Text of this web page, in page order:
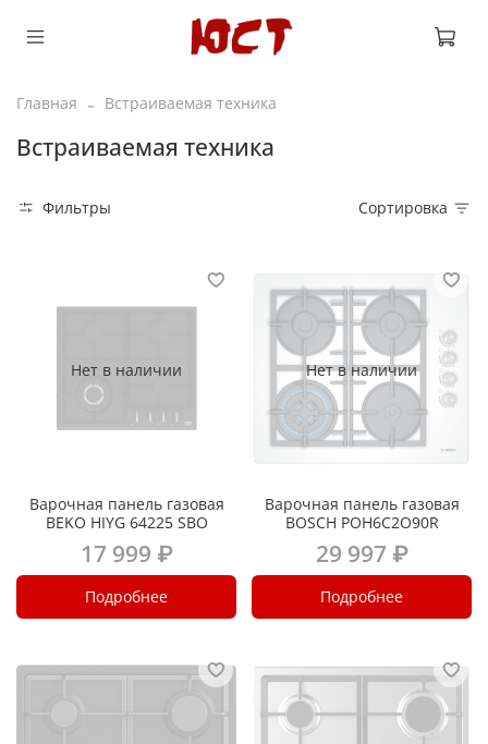
Главная Встраиваемая техника
Встраиваемая техника
Фильтры Сортировка
Нет в наличии
Варочная панель газовая
BEKO HIYG 64225 SBO
17 999 ₽
Подробнее
Нет в наличии
Варочная панель газовая
BOSCH POH6C2O90R
29 997 ₽
Подробнее